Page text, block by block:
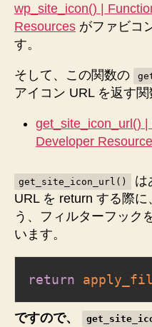
wp_site_icon() |
Resources がファビコ
す。
そして、この関数の
アイコン URL を返す関
get_site_icon_url()
Developer
get_site_icon_url()
は
URL を return する際
う、フィルターフック
います。
return
ですので、